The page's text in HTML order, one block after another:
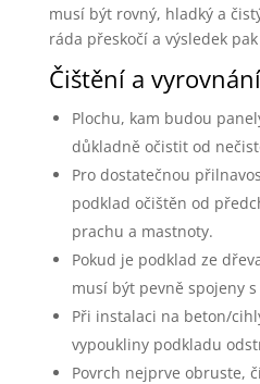
musí být rovný, hladký a
ráda přeskočí a výsledek
Čištění a vyrovnání
Plochu, kam budou
důkladně očistit od
Pro dostatečnou
podklad očištěn od
prachu a mastnoty.
Pokud je podklad ze
musí být pevně spojeny
Při instalaci na beton/
vypoukliny podkladu
Povrch nejprve obruste,